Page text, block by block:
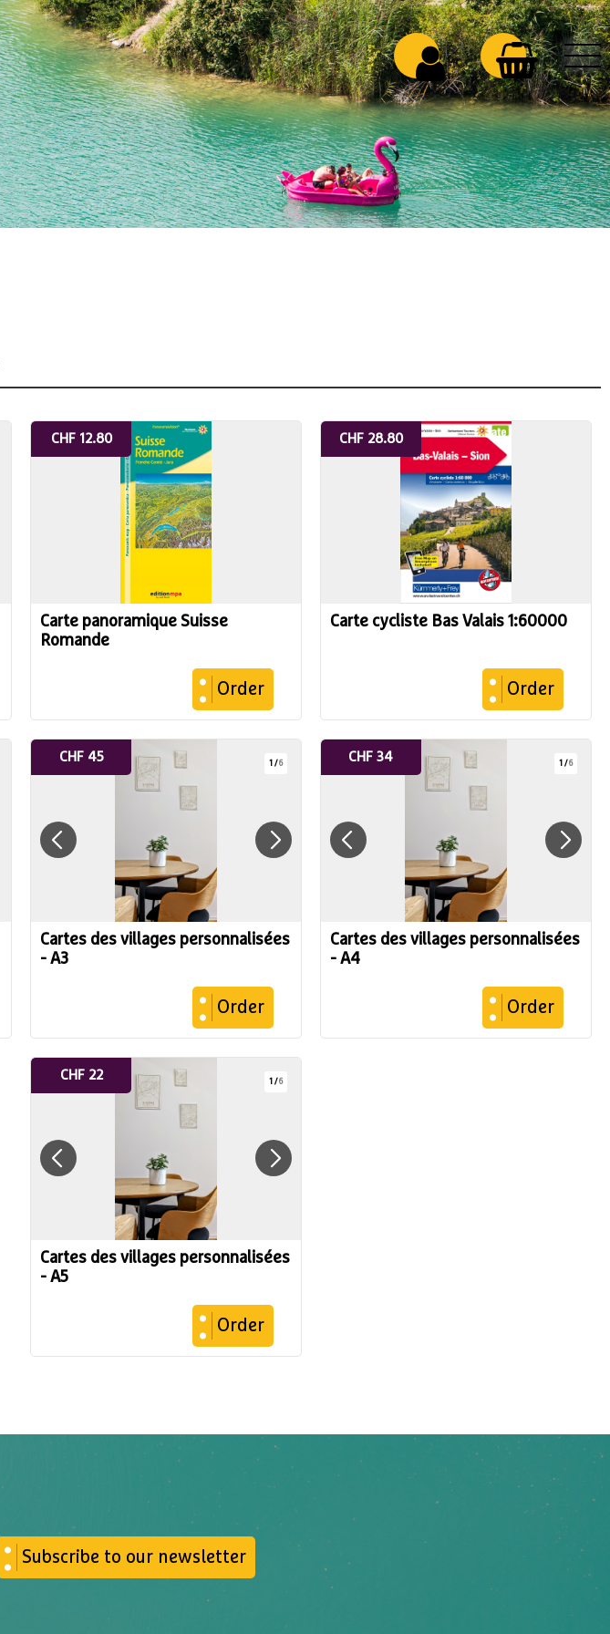
Carte panoramique Suisse
Romande
Order
CHF 12.80
Carte cycliste Bas Valais 1:60000
Order
CHF 28.80
1 /6
Cartes des villages personnalisées
- A3
Order
CHF 45 1 /6
Cartes des villages personnalisées
- A4
Order
CHF 34
1 /6
Cartes des villages personnalisées
- A5
Order
CHF 22
Subscribe to our newsletter